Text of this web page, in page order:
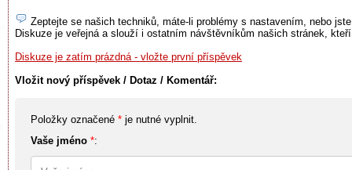
Zeptejte se našich techniků, máte-li problémy s nastavením, nebo
Diskuze je veřejná a slouží i ostatním návštěvníkům našich stránek,
Diskuze je zatím prázdná - vložte první příspěvek
Vložit nový příspěvek / Dotaz / Komentář:
Položky označené * je nutné vyplnit.
Vaše jméno *: